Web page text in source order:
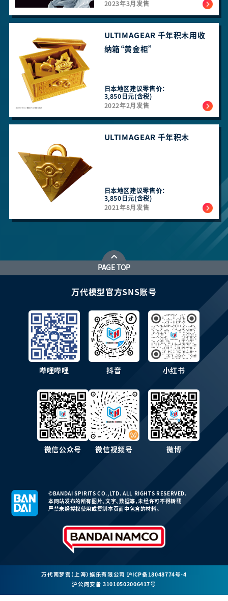
2023年3月发售
ULTIMAGEAR 千年积木用收
纳箱“黄金柜”
日本地区建议零售价：
3,850日元(含税)
2022年2月发售
ULTIMAGEAR 千年积木
日本地区建议零售价：
3,850日元(含税)
2021年8月发售
PAGE TOP
万代模型官方SNS账号
哔哩哔哩 抖音 小红书
微信公众号 微信视频号 微博
©BANDAI SPIRITS CO.,LTD. ALL RIGHTS RESERVED.
本网站发布的所有图片、文字、数据等，未经许可不得转载
严禁未经授权使用或复制本页面中包含的材料。
万代南梦宫（上海）娱乐有限公司 沪ICP备18048774号-4
沪公网安备 31010502006417号